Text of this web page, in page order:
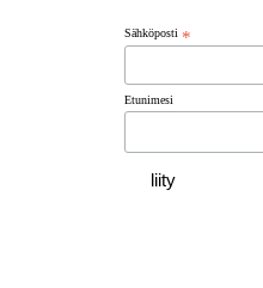
Sähköposti *
Etunimesi